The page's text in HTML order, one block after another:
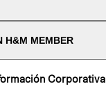
H&M MEMBER
Corporativa